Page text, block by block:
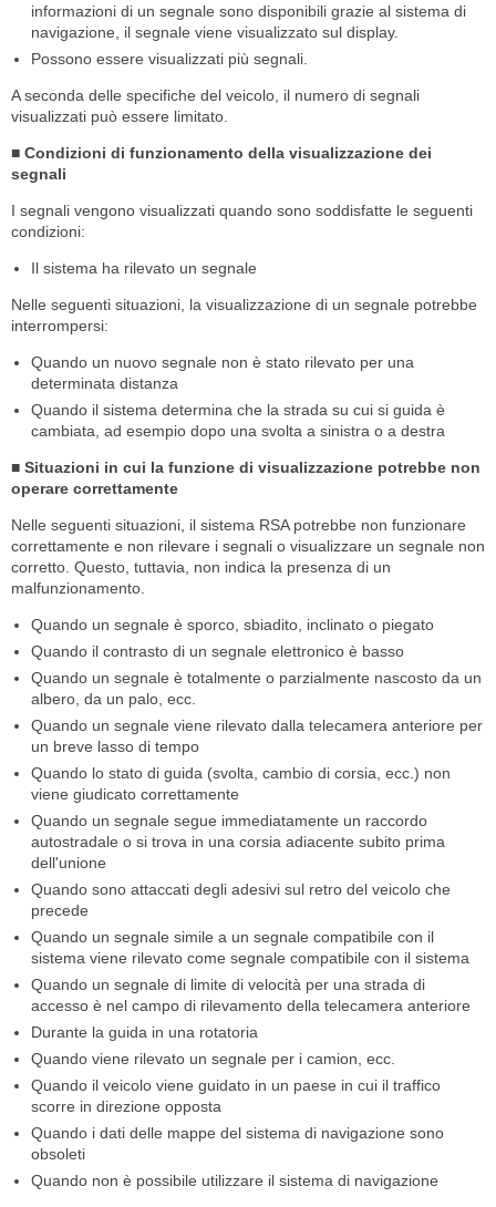
informazioni di un segnale sono disponibili grazie al sistema di
navigazione, il segnale viene visualizzato sul display.
Possono essere visualizzati più segnali.
A seconda delle specifiche del veicolo, il numero di segnali
visualizzati può essere limitato.
■ Condizioni di funzionamento della visualizzazione dei
segnali
I segnali vengono visualizzati quando sono soddisfatte le seguenti
condizioni:
Il sistema ha rilevato un segnale
Nelle seguenti situazioni, la visualizzazione di un segnale potrebbe
interrompersi:
Quando un nuovo segnale non è stato rilevato per una
determinata distanza
Quando il sistema determina che la strada su cui si guida è
cambiata, ad esempio dopo una svolta a sinistra o a destra
■ Situazioni in cui la funzione di visualizzazione potrebbe non
operare correttamente
Nelle seguenti situazioni, il sistema RSA potrebbe non funzionare
correttamente e non rilevare i segnali o visualizzare un segnale non
corretto. Questo, tuttavia, non indica la presenza di un
malfunzionamento.
Quando un segnale è sporco, sbiadito, inclinato o piegato
Quando il contrasto di un segnale elettronico è basso
Quando un segnale è totalmente o parzialmente nascosto da un
albero, da un palo, ecc.
Quando un segnale viene rilevato dalla telecamera anteriore per
un breve lasso di tempo
Quando lo stato di guida (svolta, cambio di corsia, ecc.) non
viene giudicato correttamente
Quando un segnale segue immediatamente un raccordo
autostradale o si trova in una corsia adiacente subito prima
dell'unione
Quando sono attaccati degli adesivi sul retro del veicolo che
precede
Quando un segnale simile a un segnale compatibile con il
sistema viene rilevato come segnale compatibile con il sistema
Quando un segnale di limite di velocità per una strada di
accesso è nel campo di rilevamento della telecamera anteriore
Durante la guida in una rotatoria
Quando viene rilevato un segnale per i camion, ecc.
Quando il veicolo viene guidato in un paese in cui il traffico
scorre in direzione opposta
Quando i dati delle mappe del sistema di navigazione sono
obsoleti
Quando non è possibile utilizzare il sistema di navigazione